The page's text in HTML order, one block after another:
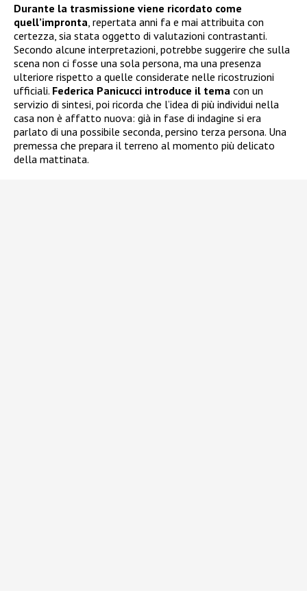
Durante la trasmissione viene ricordato come
quell’impronta , repertata anni fa e mai attribuita con
certezza, sia stata oggetto di valutazioni contrastanti.
Secondo alcune interpretazioni, potrebbe suggerire che sulla
scena non ci fosse una sola persona, ma una presenza
ulteriore rispetto a quelle considerate nelle ricostruzioni
ufficiali. Federica Panicucci introduce il tema con un
servizio di sintesi, poi ricorda che l’idea di più individui nella
casa non è affatto nuova: già in fase di indagine si era
parlato di una possibile seconda, persino terza persona. Una
premessa che prepara il terreno al momento più delicato
della mattinata.